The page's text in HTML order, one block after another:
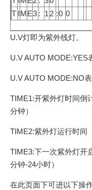
T IME3 : 1 2 :0 0
U.V灯即为紫外线灯。
U.V AUTO MODE:YES
U.V AUTO MODE:NO
TIME1:开紫外灯时间倒
分钟）
TIME2:紫外灯运行时间
TIME3:下一次紫外灯开
分钟-24小时）
在此页面下可进以下操